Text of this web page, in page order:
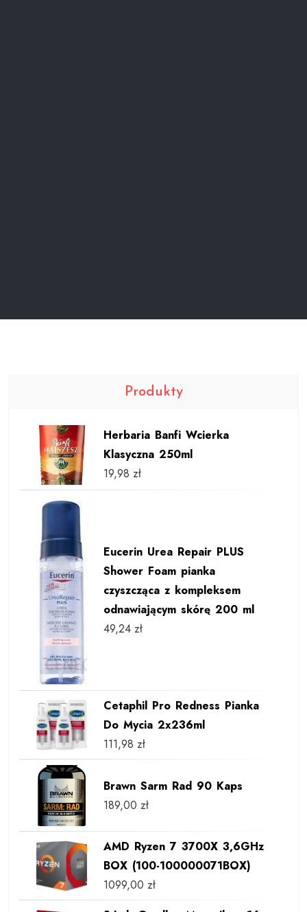
Produkty
Herbaria Banfi Wcierka
Klasyczna 250ml
19,98 zł
Eucerin Urea Repair PLUS
Shower Foam pianka
czyszcząca z kompleksem
odnawiającym skórę 200 ml
49,24 zł
Cetaphil Pro Redness Pianka
Do Mycia 2x236ml
111,98 zł
Brawn Sarm Rad 90 Kaps
189,00 zł
AMD Ryzen 7 3700X 3,6GHz
BOX (100-100000071BOX)
1099,00 zł